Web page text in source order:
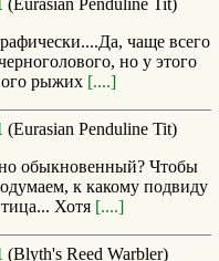
чаще всего
но у этого
рыжих [....]
(Eurasian Penduline Tit)
обыкновенный? Чтобы
к какому подвиду
Хотя [....]
(Blyth's Reed Warbler)